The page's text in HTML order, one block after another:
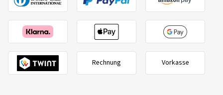
Rechnung Vorkasse